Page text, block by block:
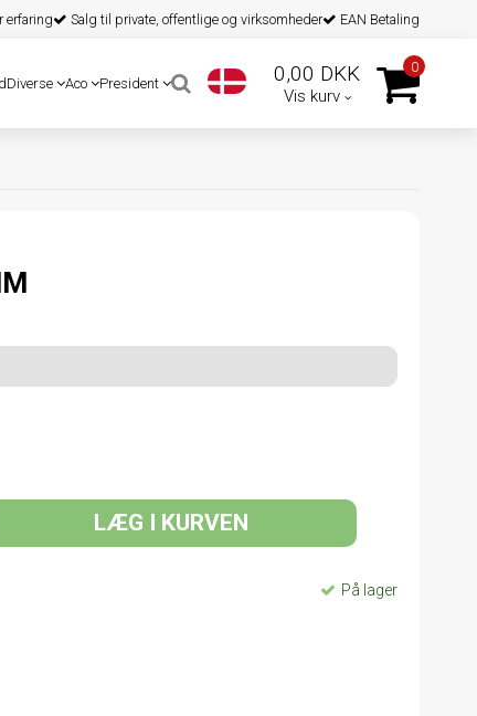
erfaring Salg til private, offentlige og virksomheder EAN Betaling
Diverse Aco President 0,00 DKK
Vis kurv
0
LÆG I KURVEN
På lager